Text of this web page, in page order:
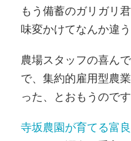
もう備蓄のガリガリ
味変かけてなんか違
農場スタッフの喜ん
で、集約的雇用型農
った、とおもうのです
寺坂農園が育てる富